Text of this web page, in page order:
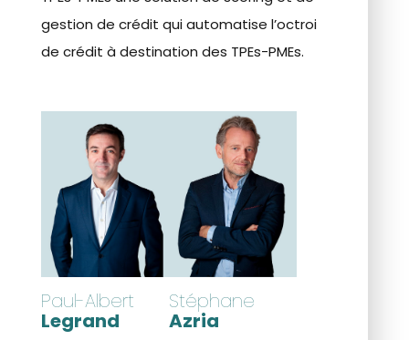
Paul-Albert
Legrand
Stéphane
Azria
gestion de crédit qui automatise l’octroi
de crédit à destination des TPEs-PMEs.